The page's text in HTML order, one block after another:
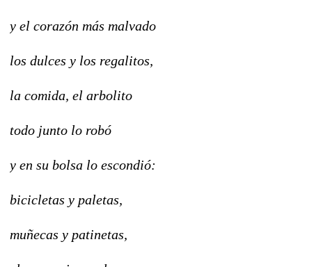
y el corazón más malvado
los dulces y los regalitos,
la comida, el arbolito
todo junto lo robó
y en su bolsa lo escondió:
bicicletas y paletas,
muñecas y patinetas,